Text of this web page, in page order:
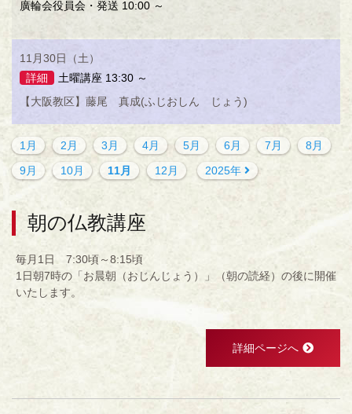
廣輪会役員会・発送 10:00 ～
11月30日（土）
詳細
土曜講座 13:30 ～
【大阪教区】藤尾 真成(ふじおしん じょう)
1月 2月 3月 4月 5月 6月 7月
8月
9月
10月 11月 12月 2025年
朝の仏教講座
毎月1日 7:30頃～8:15頃
1日朝7時の「お晨朝（おじんじょう）」（朝の読経）の後に開催
いたします。
詳細ページへ